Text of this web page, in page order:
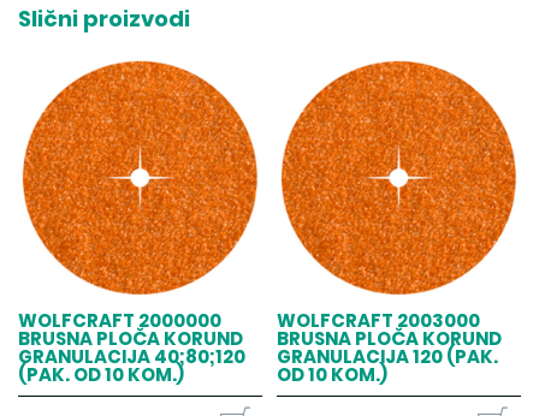
Slični proizvodi
WOLFCRAFT 2000000
BRUSNA PLOČA KORUND
GRANULACIJA 40;80;120
(PAK. OD 10 KOM.)
WOLFCRAFT 2003000
BRUSNA PLOČA KORUND
GRANULACIJA 120 (PAK.
OD 10 KOM.)